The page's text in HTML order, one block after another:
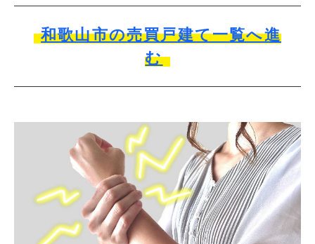
和歌山市の売買戸建て一覧へ進
む